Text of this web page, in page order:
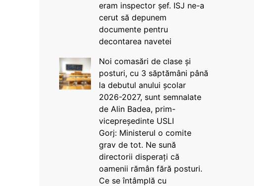
eram inspector șef. ISJ ne-a
cerut să depunem
documente pentru
decontarea navetei
Noi comasări de clase și
posturi, cu 3 săptămâni până
la debutul anului școlar
2026-2027, sunt semnalate
de Alin Badea, prim-
vicepreședinte USLI
Gorj: Ministerul o comite
grav de tot. Ne sună
directorii disperați că
oamenii rămân fără posturi.
Ce se întâmplă cu